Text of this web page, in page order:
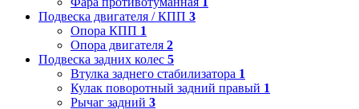
Подвеска двигателя / КПП 3
Опора КПП 1
Опора двигателя 2
Подвеска задних колес 5
Втулка заднего стабилизатора 1
Кулак поворотный задний правый 1
Рычаг задний 3